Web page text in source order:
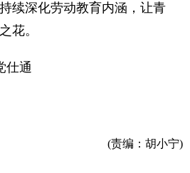
续深化劳动教育内涵，让青
花。
仕通
(责编：胡小宁)